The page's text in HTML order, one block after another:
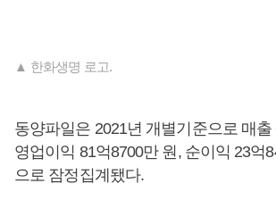
▲ 한화생명 로고.
동양파일은 2021년 개별기준으로 매출
영업이익 81억8700만 원, 순이익 23억
으로 잠정집계됐다.